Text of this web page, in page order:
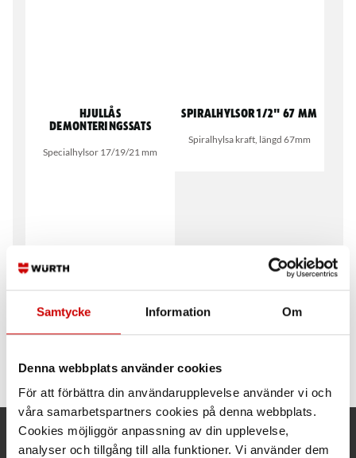
Samtycke Information Om
Denna webbplats använder cookies
För att förbättra din användarupplevelse använder vi och
våra samarbetspartners cookies på denna webbplats.
Cookies möjliggör anpassning av din upplevelse,
analyser och tillgång till alla funktioner. Vi använder dem
Hjullås
demonteringssats
Specialhylsor 17/19/21 mm
Spiralhylsor 1/2" 67 mm
Spiralhylsa kraft, längd 67mm
Spiralhylsor 1/2" 5-
17/19/21/22mm
Kund- och orderfrågor